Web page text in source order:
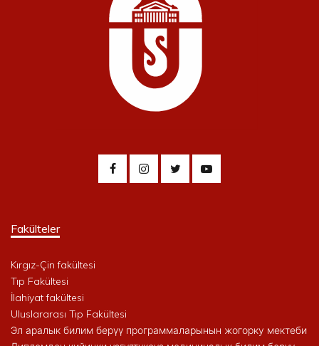
Fakülteler
Kırgız-Çin fakültesi
Tıp Fakültesi
İlahiyat fakültesi
Uluslararası Tıp Fakültesi
Эл аралык билим берүү программаларынын жогорку мектеби